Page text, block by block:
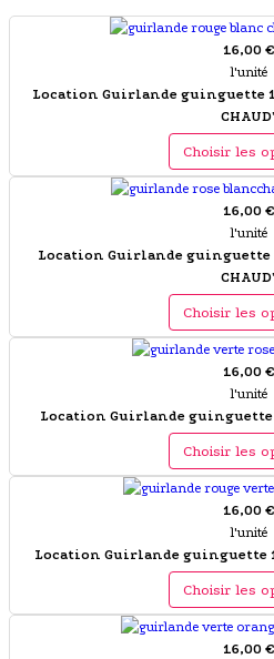
16,00 €
l'unité
Location Guirlande guinguette
Choisir les
16,00 €
l'unité
Location Guirlande guinguette
Choisir les
16,00 €
l'unité
Location Guirlande guinguette
Choisir les
16,00 €
l'unité
Location Guirlande guinguette
Choisir les
16,00 €